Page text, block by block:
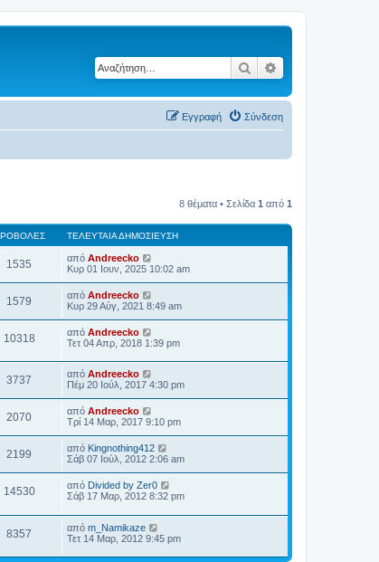
Αναζήτηση
Σύνδεση
Εγγραφή
8 θέματα • Σελίδα 1 από 1
ΤΕΛΕΥΤΑΊΑ ΔΗΜΟΣΊΕΥΣΗ
1535 από Andreecko
Κυρ 01 Ιουν, 2025 10:02 am
1579 από Andreecko
Κυρ 29 Αύγ, 2021 8:49 am
10318 από Andreecko
Τετ 04 Απρ, 2018 1:39 pm
3737 από Andreecko
Πέμ 20 Ιούλ, 2017 4:30 pm
2070 από Andreecko
Τρί 14 Μαρ, 2017 9:10 pm
2199 από Kingnothing412
Σάβ 07 Ιούλ, 2012 2:06 am
14530 από Divided by Zer0
Σάβ 17 Μαρ, 2012 8:32 pm
8357 από m_Namikaze
Τετ 14 Μαρ, 2012 9:45 pm